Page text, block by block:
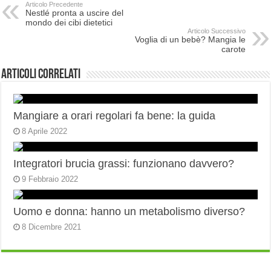
Articolo Precedente
Nestlé pronta a uscire del
mondo dei cibi dietetici
Articolo Successivo
Voglia di un bebè? Mangia le
carote
Articoli correlati
Mangiare a orari regolari fa bene: la guida
8 Aprile 2022
Integratori brucia grassi: funzionano davvero?
9 Febbraio 2022
Uomo e donna: hanno un metabolismo diverso?
8 Dicembre 2021